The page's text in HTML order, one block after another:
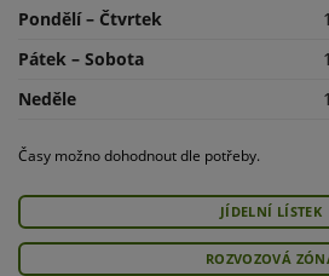
Pondělí – Čtvrtek
Pátek – Sobota
Neděle
Časy možno dohodnout dle potřeby.
JÍDELNÍ LÍSTEK
ROZVOZOVÁ